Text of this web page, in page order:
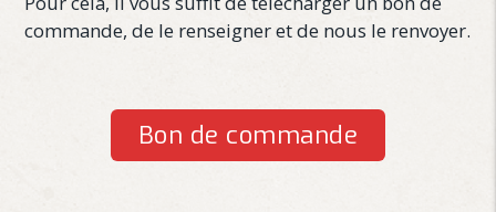
commande, de le renseigner et de nous le renvoyer.
Bon de commande